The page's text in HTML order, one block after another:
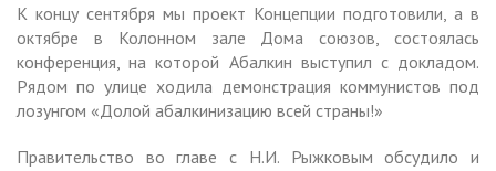
К концу сентября мы проект Концепции подготовили, а в
октябре в Колонном зале Дома союзов, состоялась
конференция, на которой Абалкин выступил с докладом.
Рядом по улице ходила демонстрация коммунистов под
лозунгом «Долой абалкинизацию всей страны!»
Правительство во главе с Н.И. Рыжковым обсудило и